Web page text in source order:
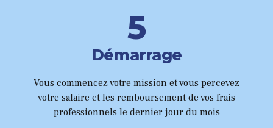
8
9
0
5
6
7
Démarrage
Vous commencez votre mission et vous percevez
votre salaire et les remboursement de vos frais
professionnels le dernier jour du mois